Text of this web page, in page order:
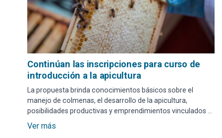
Continúan las inscripciones para curso de
introducción a la apicultura
La propuesta brinda conocimientos básicos sobre el
manejo de colmenas, el desarrollo de la apicultura,
posibilidades productivas y emprendimientos vinculados al
sector. El formulario web se encuentra disponible hasta el
Ver más